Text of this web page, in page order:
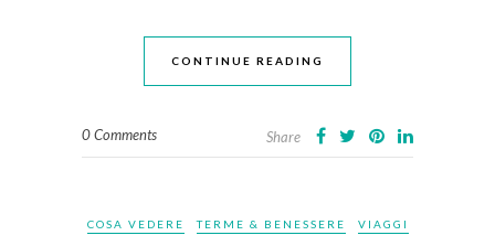
CONTINUE READING
0 Comments Share
COSA VEDERE TERME & BENESSERE VIAGGI